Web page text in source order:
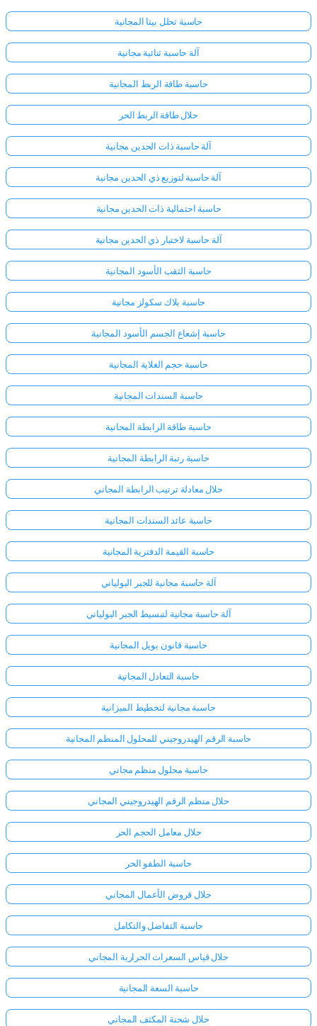
لا
توجد
أسئلة
بعد
حاسبة تحلل بيتا المجانية
آلة حاسبة ثنائية مجانية
حاسبة طاقة الربط المجانية
حلال طاقة الربط الحر
آلة حاسبة ذات الحدين مجانية
آلة حاسبة لتوزيع ذي الحدين مجانية
حاسبة احتمالية ذات الحدين مجانية
آلة حاسبة لاختبار ذي الحدين مجانية
حاسبة الثقب الأسود المجانية
حاسبة بلاك سكولز مجانية
حاسبة إشعاع الجسم الأسود المجانية
حاسبة حجم الغلاية المجانية
حاسبة السندات المجانية
حاسبة طاقة الرابطة المجانية
حاسبة رتبة الرابطة المجانية
حلال معادلة ترتيب الرابطة المجاني
حاسبة عائد السندات المجانية
حاسبة القيمة الدفترية المجانية
آلة حاسبة مجانية للجبر البولياني
آلة حاسبة مجانية لتبسيط الجبر البولياني
حاسبة قانون بويل المجانية
حاسبة التعادل المجانية
حاسبة مجانية لتخطيط الميزانية
حاسبة الرقم الهيدروجيني للمحلول المنظم المجانية
حاسبة محلول منظم مجاني
حلال منظم الرقم الهيدروجيني المجاني
حلال معامل الحجم الحر
حاسبة الطفو الحر
حلال قروض الأعمال المجاني
حاسبة التفاضل والتكامل
حلال قياس السعرات الحرارية المجاني
حاسبة السعة المجانية
حلال شحنة المكثف المجاني